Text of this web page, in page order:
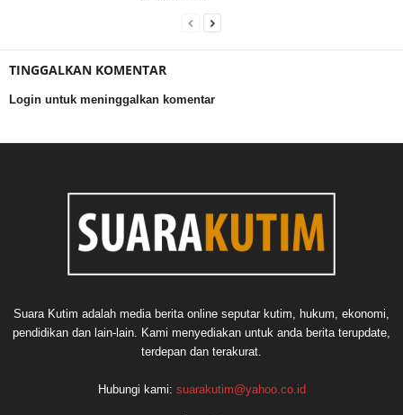
TINGGALKAN KOMENTAR
Login untuk meninggalkan komentar
Suara Kutim adalah media berita online seputar kutim, hukum, ekonomi,
pendidikan dan lain-lain. Kami menyediakan untuk anda berita terupdate,
terdepan dan terakurat.
Hubungi kami: suarakutim@yahoo.co.id